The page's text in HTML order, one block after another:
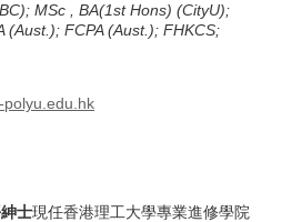
MSc , BA(1st Hons) (CityU);
(Aust.); FCPA (Aust.); FHKCS;
polyu.edu.hk
士現任香港理工大學專業進修學院